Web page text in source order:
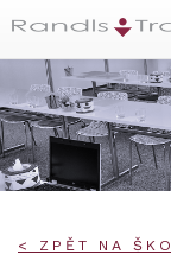
< ZPĚT NA